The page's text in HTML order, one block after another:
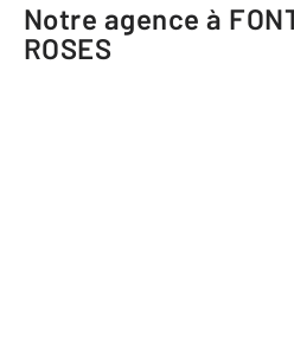
Notre agence à
ROSES